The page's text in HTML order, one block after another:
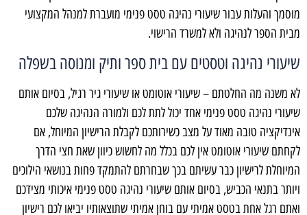
מוסמך והעלות עבור שיעורי נהיגה טסט פנימי מועברת למנהל המקצועי
מבית הספר לנהיגה ולא למשרד הרישוי.
שיעורי נהיגה וטסטים עם בית ספר ותיק ומנוסה בשפלה
לא משנה מה החלטתם – שיעורי אוטומט או שיעורי גיר רגיל, בסיום אותם
שיעורי נהיגה טסט פנימי אחד יכול לתת לכם ולמורה הנהיגה שלכם
אינדיקציה טובה מאוד על מצב כשירותכם לקבלת הרישיון המיוחל, אם
לקחתם שיעורי אוטומט אין לכם בכלל מה לחשוש כיוון שאת חצי הדרך
המיוחלת לרישיון כבר עשיתם בכך שבחרתם להתמקד פחות בנושאי הילוכים
ויותר בתנאי הכביש, בסיום אותם שיעורי נהיגה טסט פנימי איכותי מצידכם
ואתם רגל אחת בטסט אמיתי עם בוחן אמיתי שתוצאותיו יביאו לכם רישיון